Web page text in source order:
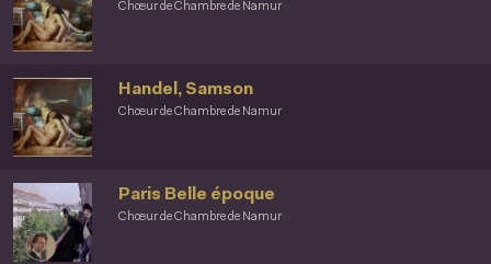
Chœur de Chambre de Namur
Chœur de Chambre de Namur
Handel, Samson
Chœur de Chambre de Namur
Paris Belle époque